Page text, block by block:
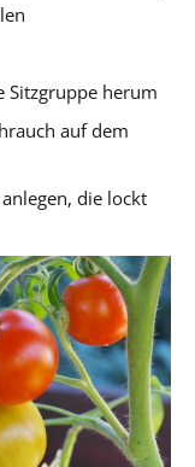
Sitzgruppe herum
auf dem
die lockt